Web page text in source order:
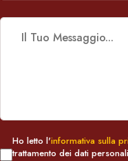
Ho letto l'informativa sulla
trattamento dei dati